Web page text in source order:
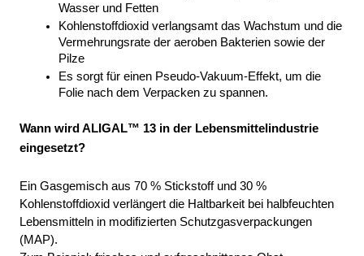
Wasser und Fetten
Kohlenstoffdioxid verlangsamt das Wachstum und die
Vermehrungsrate der aeroben Bakterien sowie der
Pilze
Es sorgt für einen Pseudo-Vakuum-Effekt, um die
Folie nach dem Verpacken zu spannen.
Wann wird ALIGAL™ 13 in der Lebensmittelindustrie
eingesetzt?
Ein Gasgemisch aus 70 % Stickstoff und 30 %
Kohlenstoffdioxid verlängert die Haltbarkeit bei halbfeuchten
Lebensmitteln in modifizierten Schutzgasverpackungen
(MAP).